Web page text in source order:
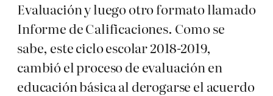
Evaluación y luego otro formato llamado
Informe de Calificaciones. Como se
sabe, este ciclo escolar 2018-2019,
cambió el proceso de evaluación en
educación básica al derogarse el acuerdo